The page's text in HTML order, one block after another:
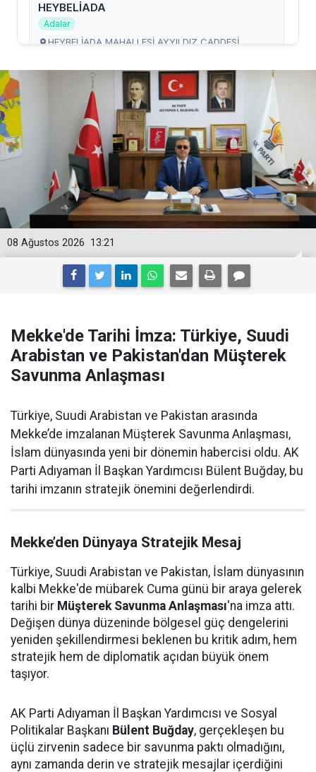
13:21
08 Ağustos 2026
Mekke'de Tarihi İmza: Türkiye, Suudi
Arabistan ve Pakistan'dan Müşterek
Savunma Anlaşması
Türkiye, Suudi Arabistan ve Pakistan arasında
Mekke’de imzalanan Müşterek Savunma Anlaşması,
İslam dünyasında yeni bir dönemin habercisi oldu. AK
Parti Adıyaman İl Başkan Yardımcısı Bülent Buğday, bu
tarihi imzanın stratejik önemini değerlendirdi.
Mekke’den Dünyaya Stratejik Mesaj
Türkiye, Suudi Arabistan ve Pakistan, İslam dünyasının
kalbi Mekke'de mübarek Cuma günü bir araya gelerek
tarihi bir Müşterek Savunma Anlaşması'na imza attı.
Değişen dünya düzeninde bölgesel güç dengelerini
yeniden şekillendirmesi beklenen bu kritik adım, hem
stratejik hem de diplomatik açıdan büyük önem
taşıyor.
AK Parti Adıyaman İl Başkan Yardımcısı ve Sosyal
Politikalar Başkanı Bülent Buğday, gerçekleşen bu
üçlü zirvenin sadece bir savunma paktı olmadığını,
aynı zamanda derin ve stratejik mesajlar içerdiğini